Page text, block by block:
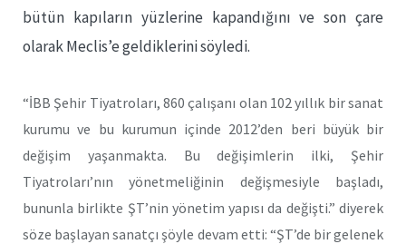
bütün kapıların yüzlerine kapandığını ve son çare
olarak Meclis’e geldiklerini söyledi.
“İBB Şehir Tiyatroları, 860 çalışanı olan 102 yıllık bir sanat
kurumu ve bu kurumun içinde 2012’den beri büyük bir
değişim yaşanmakta. Bu değişimlerin ilki, Şehir
Tiyatroları’nın yönetmeliğinin değişmesiyle başladı,
bununla birlikte ŞT’nin yönetim yapısı da değişti.” diyerek
söze başlayan sanatçı şöyle devam etti: “ŞT’de bir gelenek